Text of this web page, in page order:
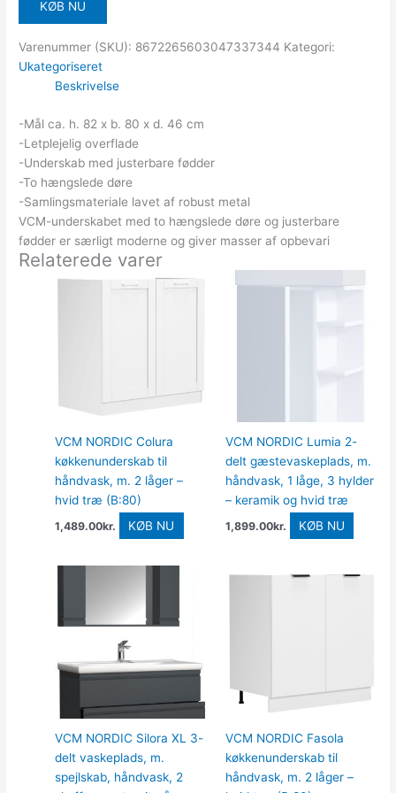
KØB NU
Varenummer (SKU): 8672265603047337344 Kategori:
Ukategoriseret
Beskrivelse
-Mål ca. h. 82 x b. 80 x d. 46 cm
-Letplejelig overflade
-Underskab med justerbare fødder
-To hængslede døre
-Samlingsmateriale lavet af robust metal
VCM-underskabet med to hængslede døre og justerbare
fødder er særligt moderne og giver masser af opbevari
Relaterede varer
VCM NORDIC Colura
køkkenunderskab til
håndvask, m. 2 låger –
hvid træ (B:80)
1,489.00kr. KØB NU
VCM NORDIC Lumia 2-
delt gæstevaskeplads, m.
håndvask, 1 låge, 3 hylder
– keramik og hvid træ
1,899.00kr. KØB NU
VCM NORDIC Silora XL 3-
delt vaskeplads, m.
spejlskab, håndvask, 2
VCM NORDIC Fasola
køkkenunderskab til
håndvask, m. 2 låger –